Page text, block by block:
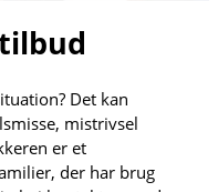
Det kan
mistrivsel
er et
der har brug